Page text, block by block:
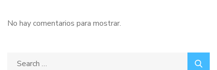
No hay comentarios para mostrar.